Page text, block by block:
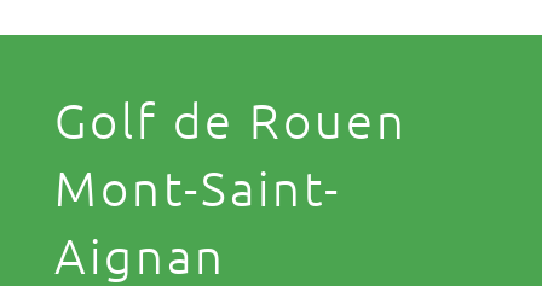
Golf de Rouen
Mont-Saint-
Aignan